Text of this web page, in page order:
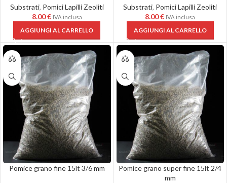
Substrati, Pomici Lapilli Zeoliti
8.00€ IVA inclusa
AGGIUNGI AL CARRELLO
Substrati, Pomici Lapilli Zeoliti
8.00€ IVA inclusa
AGGIUNGI AL CARRELLO
Pomice grano fine 15lt 3/6 mm
Pomice grano super fine 15lt 2/4
mm